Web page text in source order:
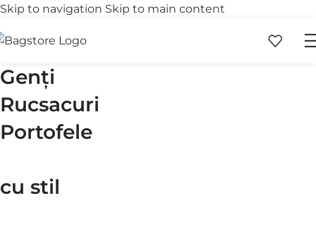
Skip to navigation Skip to main content
Transport gratuit
Genți
Rucsacuri
Portofele
cu stil